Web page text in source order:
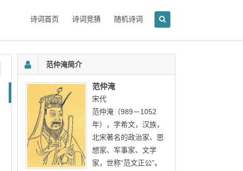
诗词首页 诗词竞猜 随机诗词
范仲淹简介
范仲淹
宋代
范仲淹（989－1052
年），字希文，汉族，
北宋著名的政治家、思
想家、军事家、文学
家，世称“范文正公”。